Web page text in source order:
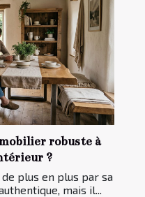
robuste à
?
plus en plus par sa
mais il...